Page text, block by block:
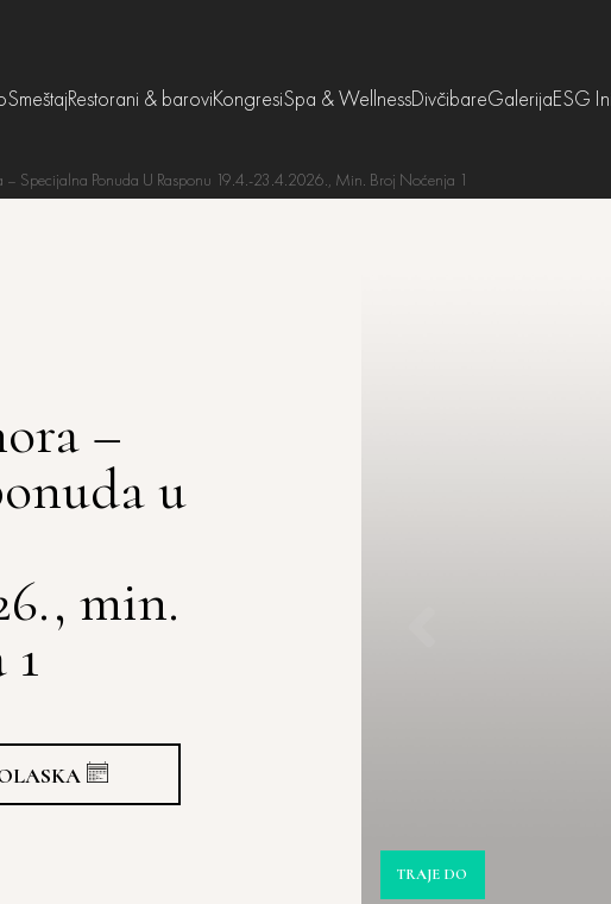
SmeštajRestorani & baroviKongresiSpa & WellnessDivčibareGalerijaESG
–
u
min.
TRAJE DO
– Specijalna Ponuda U Rasponu 19.4.-23.4.2026., Min. Broj Noćenja 1